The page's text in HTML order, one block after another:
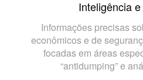
Inteligência
Informações precisas
econômicos e de
focadas em áreas
“antidumping” e